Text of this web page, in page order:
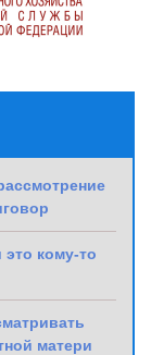
кому-то
матери